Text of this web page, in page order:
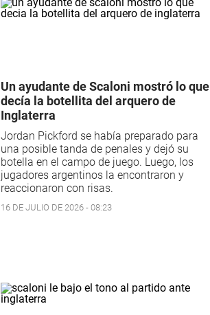
Un ayudante de Scaloni mostró lo que
decía la botellita del arquero de
Inglaterra
Jordan Pickford se había preparado para
una posible tanda de penales y dejó su
botella en el campo de juego. Luego, los
jugadores argentinos la encontraron y
reaccionaron con risas.
16 DE JULIO DE 2026 - 08:23